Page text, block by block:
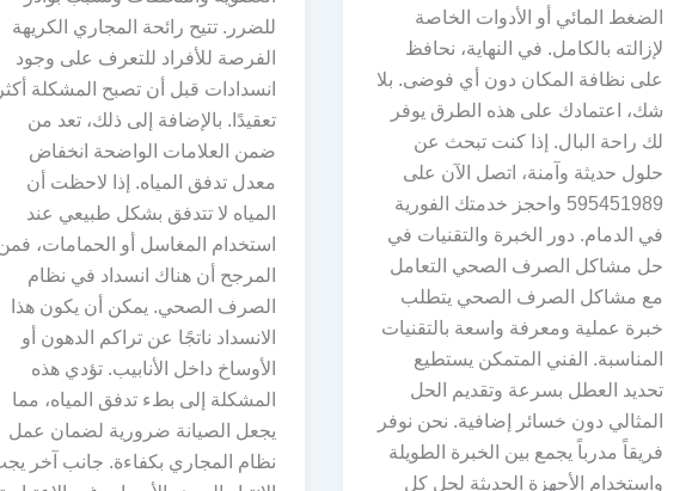
الضغط المائي أو الأدوات الخاصة
لإزالته بالكامل. في النهاية، نحافظ
على نظافة المكان دون أي فوضى. بلا
شك، اعتمادك على هذه الطرق يوفر
لك راحة البال. إذا كنت تبحث عن
حلول حديثة وآمنة، اتصل الآن على
595451989 واحجز خدمتك الفورية
في الدمام. دور الخبرة والتقنيات في
حل مشاكل الصرف الصحي التعامل
مع مشاكل الصرف الصحي يتطلب
خبرة عملية ومعرفة واسعة بالتقنيات
المناسبة. الفني المتمكن يستطيع
تحديد العطل بسرعة وتقديم الحل
المثالي دون خسائر إضافية. نحن نوفر
فريقاً مدرباً يجمع بين الخبرة الطويلة
واستخدام الأجهزة الحديثة لحل كل
للضرر. تتيح رائحة المجاري الكريهة
الفرصة للأفراد للتعرف على وجود
انسدادات قبل أن تصبح المشكلة أكثر
تعقيدًا. بالإضافة إلى ذلك، تعد من
ضمن العلامات الواضحة انخفاض
معدل تدفق المياه. إذا لاحظت أن
المياه لا تتدفق بشكل طبيعي عند
استخدام المغاسل أو الحمامات،
المرجح أن هناك انسداد في نظام
الصرف الصحي. يمكن أن يكون هذا
الانسداد ناتجًا عن تراكم الدهون أو
الأوساخ داخل الأنابيب. تؤدي هذه
المشكلة إلى بطء تدفق المياه، مما
يجعل الصيانة ضرورية لضمان عمل
نظام المجاري بكفاءة. جانب آخر